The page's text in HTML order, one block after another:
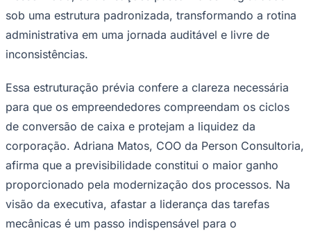
sob uma estrutura padronizada, transformando a rotina
administrativa em uma jornada auditável e livre de
inconsistências.
Essa estruturação prévia confere a clareza necessária
para que os empreendedores compreendam os ciclos
de conversão de caixa e protejam a liquidez da
corporação. Adriana Matos, COO da Person Consultoria,
afirma que a previsibilidade constitui o maior ganho
proporcionado pela modernização dos processos. Na
visão da executiva, afastar a liderança das tarefas
mecânicas é um passo indispensável para o